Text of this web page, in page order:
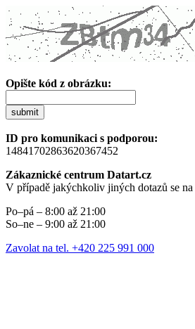
Opište kód z obrázku:
submit
ID pro komunikaci s podporou:
14841702863620367452
Zákaznické centrum Datart.cz
V případě jakýchkoliv jiných dotazů se na
Po–pá – 8:00 až 21:00
So–ne – 9:00 až 21:00
Zavolat na tel. +420 225 991 000